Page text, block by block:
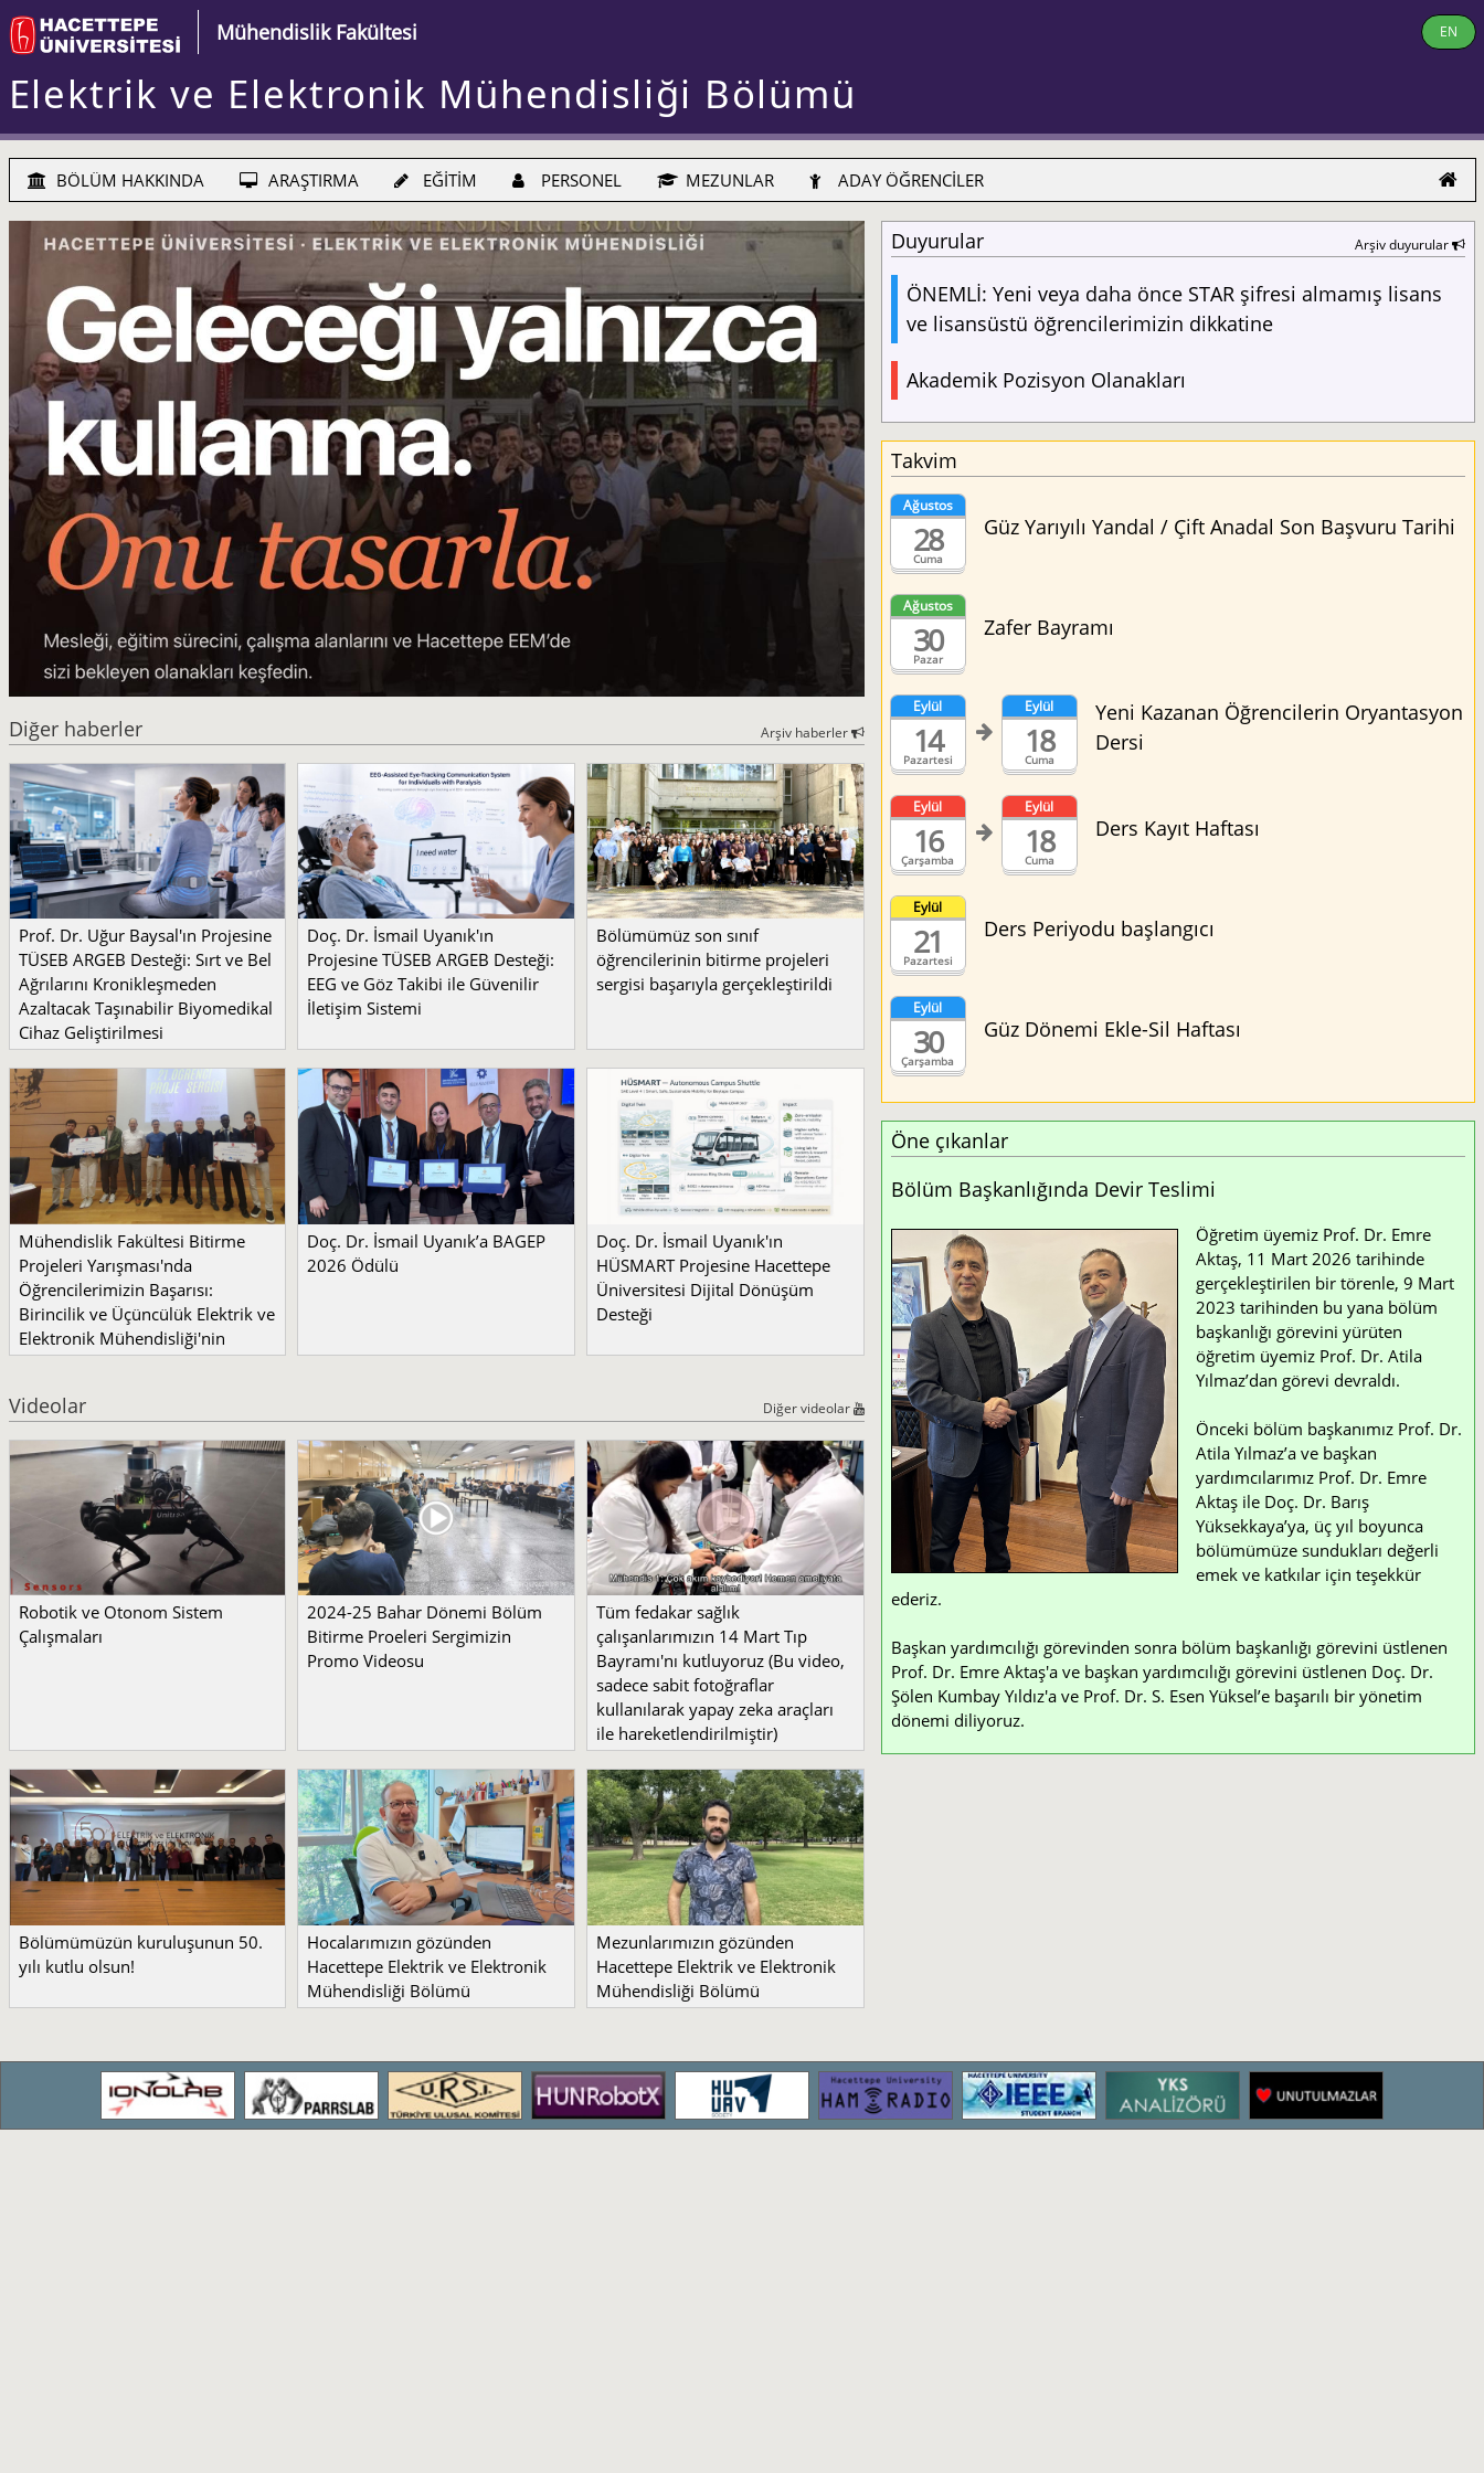
Mühendislik Fakültesi EN
Elektrik ve Elektronik Mühendisliği Bölümü
BÖLÜM HAKKINDA ARAŞTIRMA EĞİTİM PERSONEL MEZUNLAR ADAY ÖĞRENCİLER
Diğer haberler Arşiv haberler
Prof. Dr. Uğur Baysal'ın Projesine
TÜSEB ARGEB Desteği: Sırt ve Bel
Ağrılarını Kronikleşmeden
Azaltacak Taşınabilir Biyomedikal
Cihaz Geliştirilmesi
Doç. Dr. İsmail Uyanık'ın
Projesine TÜSEB ARGEB Desteği:
EEG ve Göz Takibi ile Güvenilir
İletişim Sistemi
Bölümümüz son sınıf
öğrencilerinin bitirme projeleri
sergisi başarıyla gerçekleştirildi
Mühendislik Fakültesi Bitirme
Projeleri Yarışması'nda
Öğrencilerimizin Başarısı:
Birincilik ve Üçüncülük Elektrik ve
Elektronik Mühendisliği'nin
Doç. Dr. İsmail Uyanık’a BAGEP
2026 Ödülü
Doç. Dr. İsmail Uyanık'ın
HÜSMART Projesine Hacettepe
Üniversitesi Dijital Dönüşüm
Desteği
Videolar Diğer videolar
Robotik ve Otonom Sistem
Çalışmaları
2024-25 Bahar Dönemi Bölüm
Bitirme Proeleri Sergimizin
Promo Videosu
Tüm fedakar sağlık
çalışanlarımızın 14 Mart Tıp
Bayramı'nı kutluyoruz (Bu video,
sadece sabit fotoğraflar
kullanılarak yapay zeka araçları
ile hareketlendirilmiştir)
Bölümümüzün kuruluşunun 50.
yılı kutlu olsun!
Hocalarımızın gözünden
Hacettepe Elektrik ve Elektronik
Mühendisliği Bölümü
Mezunlarımızın gözünden
Hacettepe Elektrik ve Elektronik
Mühendisliği Bölümü
Duyurular Arşiv duyurular
ÖNEMLİ: Yeni veya daha önce STAR şifresi almamış lisans
ve lisansüstü öğrencilerimizin dikkatine
Akademik Pozisyon Olanakları
Takvim
Cuma
Ağustos
28 Güz Yarıyılı Yandal / Çift Anadal Son Başvuru Tarihi
Pazar
Ağustos
30 Zafer Bayramı
Pazartesi
Eylül
14 Cuma
Eylül
18
Yeni Kazanan Öğrencilerin Oryantasyon
Dersi
Çarşamba
Eylül
16 Cuma
Eylül
18 Ders Kayıt Haftası
Pazartesi
Eylül
21 Ders Periyodu başlangıcı
Çarşamba
Eylül
30 Güz Dönemi Ekle-Sil Haftası
Öne çıkanlar
Bölüm Başkanlığında Devir Teslimi
Öğretim üyemiz Prof. Dr. Emre
Aktaş, 11 Mart 2026 tarihinde
gerçekleştirilen bir törenle, 9 Mart
2023 tarihinden bu yana bölüm
başkanlığı görevini yürüten
öğretim üyemiz Prof. Dr. Atila
Yılmaz’dan görevi devraldı.
Önceki bölüm başkanımız Prof. Dr.
Atila Yılmaz’a ve başkan
yardımcılarımız Prof. Dr. Emre
Aktaş ile Doç. Dr. Barış
Yüksekkaya’ya, üç yıl boyunca
bölümümüze sundukları değerli
emek ve katkılar için teşekkür
ederiz.
Başkan yardımcılığı görevinden sonra bölüm başkanlığı görevini üstlenen
Prof. Dr. Emre Aktaş'a ve başkan yardımcılığı görevini üstlenen Doç. Dr.
Şölen Kumbay Yıldız'a ve Prof. Dr. S. Esen Yüksel’e başarılı bir yönetim
dönemi diliyoruz.